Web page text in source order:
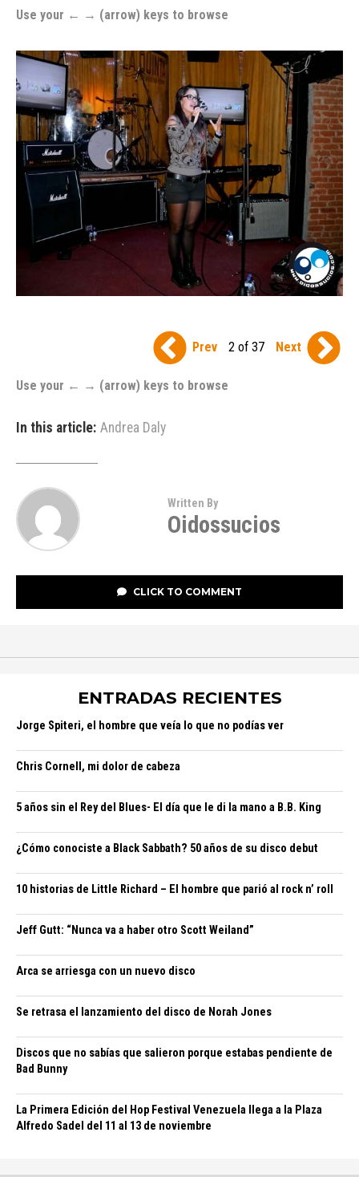
Use your ← → (arrow) keys to browse
Prev 2 of 37 Next
Use your ← → (arrow) keys to browse
In this article: Andrea Daly
Written By
Oidossucios
CLICK TO COMMENT
ENTRADAS RECIENTES
Jorge Spiteri, el hombre que veía lo que no podías ver
Chris Cornell, mi dolor de cabeza
5 años sin el Rey del Blues- El día que le di la mano a B.B. King
¿Cómo conociste a Black Sabbath? 50 años de su disco debut
10 historias de Little Richard – El hombre que parió al rock n’ roll
Jeff Gutt: “Nunca va a haber otro Scott Weiland”
Arca se arriesga con un nuevo disco
Se retrasa el lanzamiento del disco de Norah Jones
Discos que no sabías que salieron porque estabas pendiente de
Bad Bunny
La Primera Edición del Hop Festival Venezuela llega a la Plaza
Alfredo Sadel del 11 al 13 de noviembre